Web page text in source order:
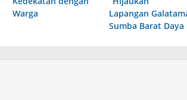
Warga
Lapangan
Sumba Barat Daya